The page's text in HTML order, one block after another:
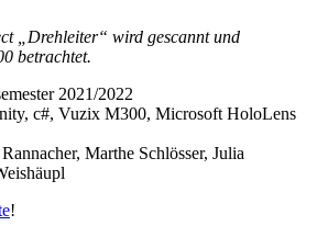
„Drehleiter“ wird gescannt und
betrachtet.
2021/2022
c#, Vuzix M300, Microsoft HoloLens
Marthe Schlösser, Julia
!